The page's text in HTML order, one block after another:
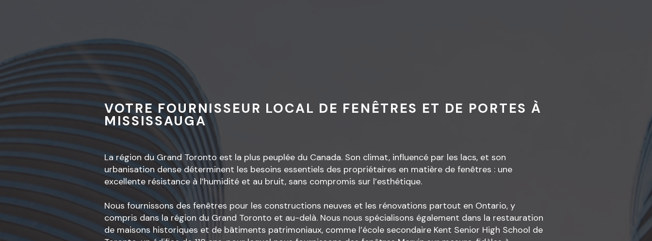
VOTRE FOURNISSEUR LOCAL DE FENÊTRES ET DE PORTES À
MISSISSAUGA
La région du Grand Toronto est la plus peuplée du Canada. Son climat, influencé par les lacs, et son
urbanisation dense déterminent les besoins essentiels des propriétaires en matière de fenêtres : une
excellente résistance à l’humidité et au bruit, sans compromis sur l’esthétique.
Nous fournissons des fenêtres pour les constructions neuves et les rénovations partout en Ontario, y
compris dans la région du Grand Toronto et au-delà. Nous nous spécialisons également dans la restauration
de maisons historiques et de bâtiments patrimoniaux, comme l’école secondaire Kent Senior High School de